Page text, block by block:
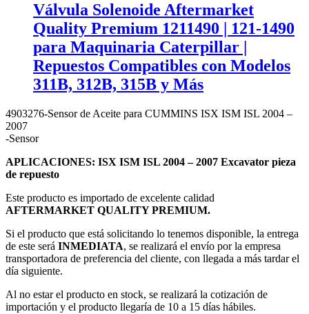
Válvula Solenoide Aftermarket
Quality Premium 1211490 | 121-1490
para Maquinaria Caterpillar |
Repuestos Compatibles con Modelos
311B, 312B, 315B y Más
4903276-Sensor de Aceite para CUMMINS ISX ISM ISL 2004 –
2007
-Sensor
APLICACIONES: ISX ISM ISL 2004 – 2007 Excavator pieza
de repuesto
Este producto es importado de excelente calidad
AFTERMARKET QUALITY PREMIUM.
Si el producto que está solicitando lo tenemos disponible, la entrega
de este será INMEDIATA, se realizará el envío por la empresa
transportadora de preferencia del cliente, con llegada a más tardar el
día siguiente.
Al no estar el producto en stock, se realizará la cotización de
importación y el producto llegaría de 10 a 15 días hábiles.